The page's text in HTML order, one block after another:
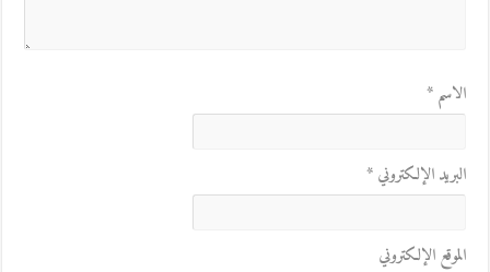
الاسم*
البريد الإلكتروني*
الموقع الإلكتروني